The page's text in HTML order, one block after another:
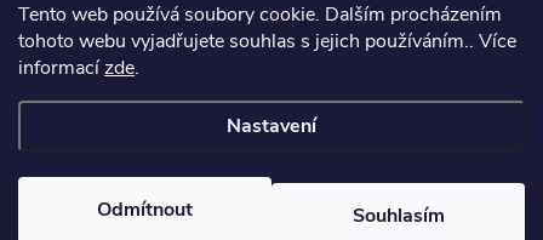
Tento web používá soubory cookie. Dalším procházením
tohoto webu vyjadřujete souhlas s jejich používáním.. Více
informacízde.
Nastavení
Odmítnout Souhlasím
Copyright 2026
. Všechna práva vyhrazena.